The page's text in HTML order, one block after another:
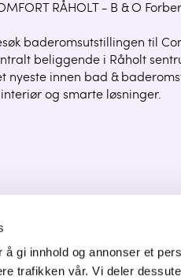
gi innhold og annonser et
trafikken vår. Vi deler
RÅHOLT - B & O
baderomsutstillingen til
beliggende i Råholt
nyeste innen bad &
og smarte løsninger.
OSS